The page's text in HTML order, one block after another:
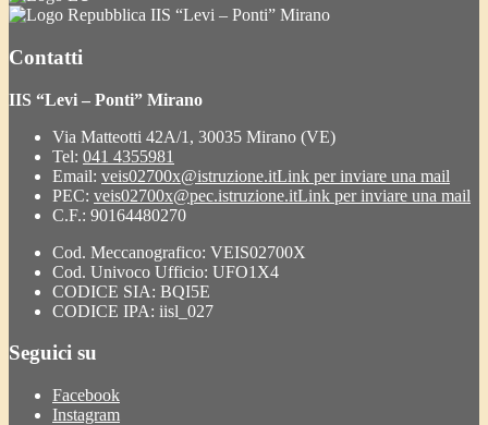
IIS “Levi – Ponti” Mirano
Contatti
IIS “Levi – Ponti” Mirano
Via Matteotti 42A/1, 30035 Mirano (VE)
Tel: 041 4355981
Email: veis02700x@istruzione.itLink per inviare una mail
PEC: veis02700x@pec.istruzione.itLink per inviare una mail
C.F.: 90164480270
Cod. Meccanografico: VEIS02700X
Cod. Univoco Ufficio: UFO1X4
CODICE SIA: BQI5E
CODICE IPA: iisl_027
Seguici su
Facebook
Instagram